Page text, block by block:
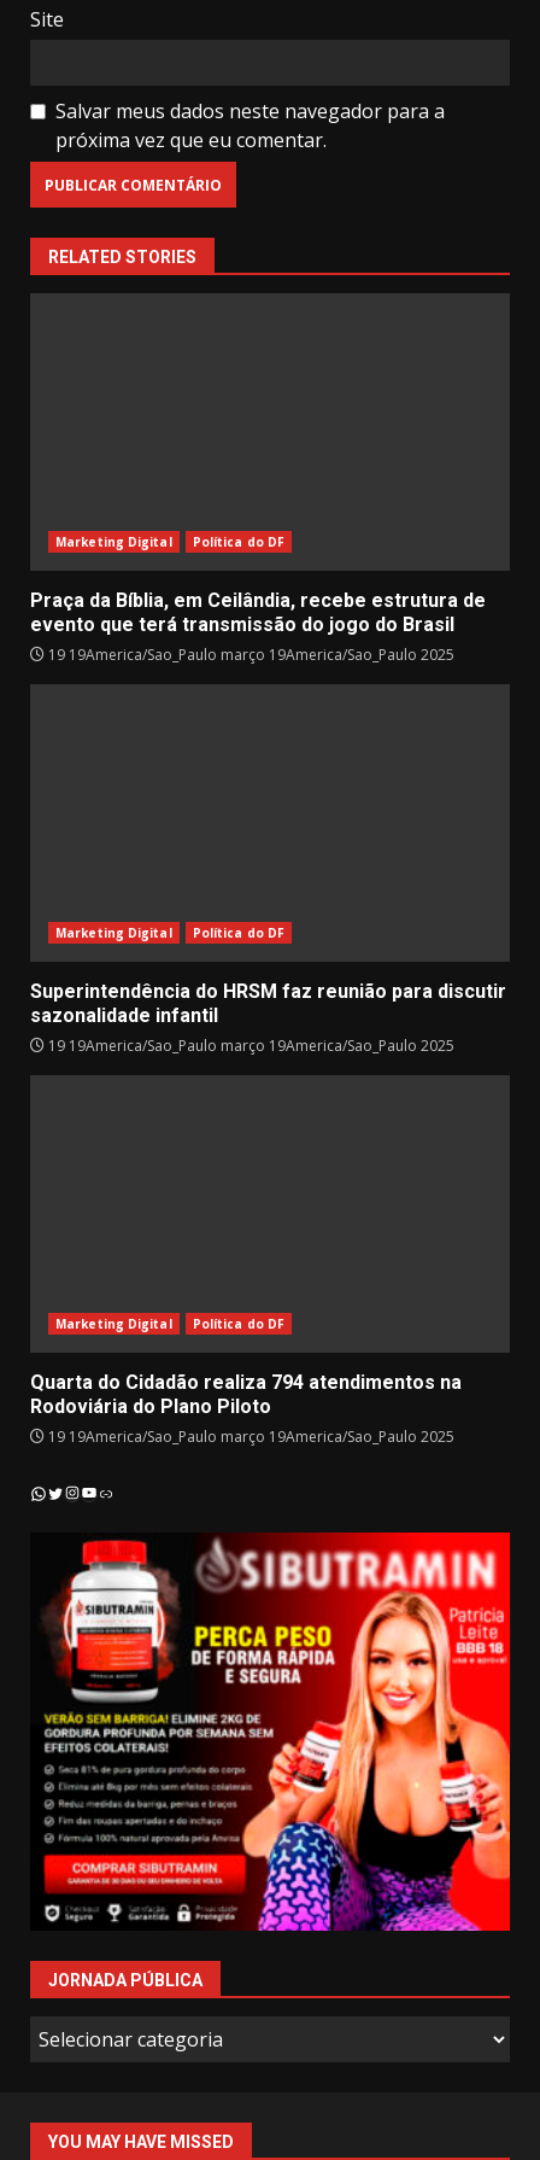
Site
Salvar meus dados neste navegador para a
próxima vez que eu comentar.
RELATED STORIES
Marketing Digital Política do DF
Praça da Bíblia, em Ceilândia, recebe estrutura de
evento que terá transmissão do jogo do Brasil
19 19America/Sao_Paulo março 19America/Sao_Paulo 2025
Marketing Digital Política do DF
Superintendência do HRSM faz reunião para discutir
sazonalidade infantil
19 19America/Sao_Paulo março 19America/Sao_Paulo 2025
Marketing Digital Política do DF
Quarta do Cidadão realiza 794 atendimentos na
Rodoviária do Plano Piloto
19 19America/Sao_Paulo março 19America/Sao_Paulo 2025
WhatsApp
Twitter
Instagram
YouTube
Link
JORNADA PÚBLICA
Jornada
Pública
YOU MAY HAVE MISSED